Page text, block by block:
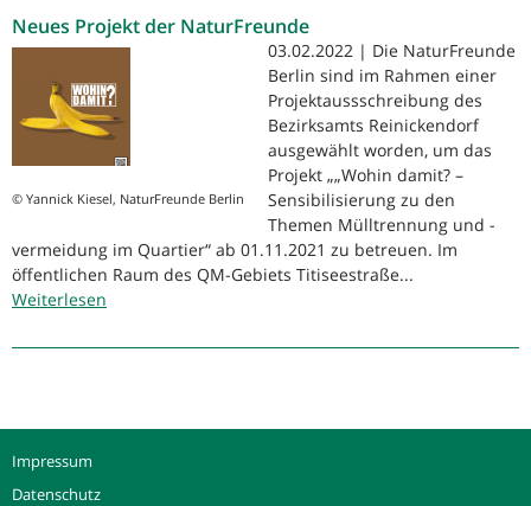
Wohin
damit?
Neues Projekt der NaturFreunde
© Yannick Kiesel, NaturFreunde Berlin
03.02.2022 | Die NaturFreunde
Berlin sind im Rahmen einer
Projektaussschreibung des
Bezirksamts Reinickendorf
ausgewählt worden, um das
Projekt „„Wohin damit? –
Sensibilisierung zu den
Themen Mülltrennung und -
vermeidung im Quartier“ ab 01.11.2021 zu betreuen. Im
öffentlichen Raum des QM-Gebiets Titiseestraße...
Weiterlesen
Projekt
Impressum
Datenschutz